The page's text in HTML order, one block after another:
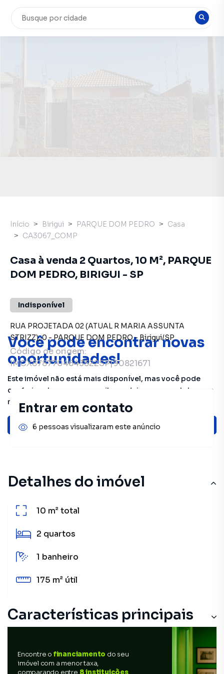
Você pode encontrar novas
oportunidades!
Este imóvel não está mais disponível, mas você pode
conferir outros em nosso site ou deixar seu contato para
receber mais informações.
Ver sugestões
Detalhes do imóvel
10 m²total
2 quartos
1 banheiro
175 m² útil
Características principais
Encontre o financiamento do seu
imóvel com a menor taxa,
comparando entre 8 instituições
Início Birigui PARQUE DOM PEDRO
Casa
CA3067_COMP
Casa à venda 2 Quartos, 10 M², PARQUE
DOM PEDRO, BIRIGUI - SP
Indisponível
RUA PROJETADA 02 (ATUAL R MARIA ASSUNTA
STRIZZ),0-PARQUE DOM PEDRO-Birigui/SP
Código de origem:
IMCX8787704643522SP|90821671
Entrar em contato
6 pessoas visualizaram este anúncio